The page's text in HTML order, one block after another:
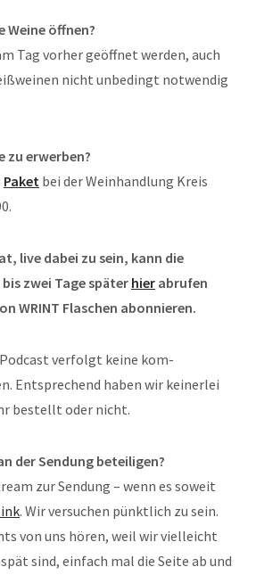
Weine öffnen?
Tag vorher geöffnet werden, auch
nicht unbedingt notwendig
zu erwerben?
Paket bei der Weinhandlung Kreis
live dabei zu sein, kann die
zwei Tage später hier abrufen
WRINT Flaschen abonnieren.
ver­folgt kei­ne kom­
Ent­spre­chend haben wir kein­er­lei
bestellt oder nicht.
der Sendung beteiligen?
zur Sen­dung – wenn es soweit
. Wir versuchen pünktlich zu sein.
von uns hören, weil wir vielleicht
sind, einfach mal die Seite ab und